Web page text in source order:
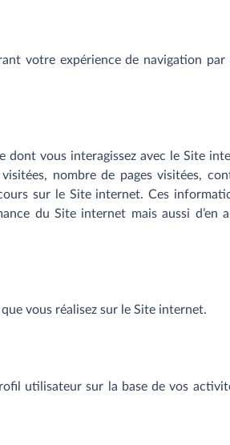
votre expérience de navigation par
dont vous interagissez avec le Site
nombre de pages visitées,
sur le Site internet. Ces
du Site internet mais aussi d’en
vous réalisez sur le Site internet.
utilisateur sur la base de vos